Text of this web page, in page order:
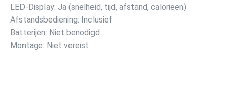
LED-Display: Ja (snelheid, tijd, afstand, calorieën)
Afstandsbediening: Inclusief
Batterijen: Niet benodigd
Montage: Niet vereist